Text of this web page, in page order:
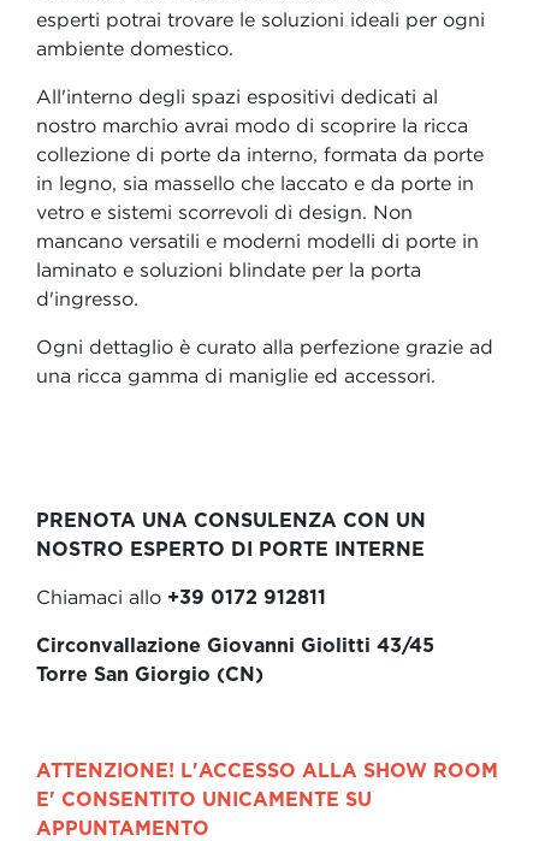
esperti potrai trovare le soluzioni ideali per ogni
ambiente domestico.
All'interno degli spazi espositivi dedicati al
nostro marchio avrai modo di scoprire la ricca
collezione di porte da interno, formata da porte
in legno, sia massello che laccato e da porte in
vetro e sistemi scorrevoli di design. Non
mancano versatili e moderni modelli di porte in
laminato e soluzioni blindate per la porta
d'ingresso.
Ogni dettaglio è curato alla perfezione grazie ad
una ricca gamma di maniglie ed accessori.
PRENOTA UNA CONSULENZA CON UN
NOSTRO ESPERTO DI PORTE INTERNE
Chiamaci allo +39 0172 912811
Circonvallazione Giovanni Giolitti 43/45
Torre San Giorgio (CN)
ATTENZIONE! L'ACCESSO ALLA SHOW ROOM
E' CONSENTITO UNICAMENTE SU
APPUNTAMENTO